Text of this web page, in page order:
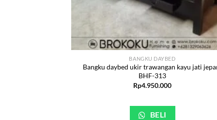
BANGKU DAYBED
Bangku daybed ukir trawangan kayu jati
BHF-313
Rp4.950.000
BELI